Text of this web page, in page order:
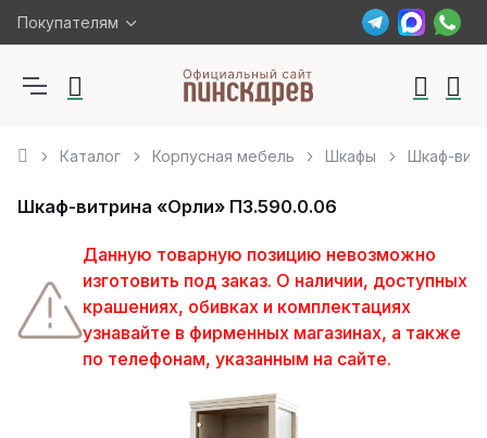
Покупателям
Каталог Корпусная мебель Шкафы Шкаф-
Шкаф-витрина «Орли» П3.590.0.06
Данную товарную позицию невозможно
изготовить под заказ. О наличии, доступных
крашениях, обивках и комплектациях
узнавайте в фирменных магазинах, а также
по телефонам, указанным на сайте.